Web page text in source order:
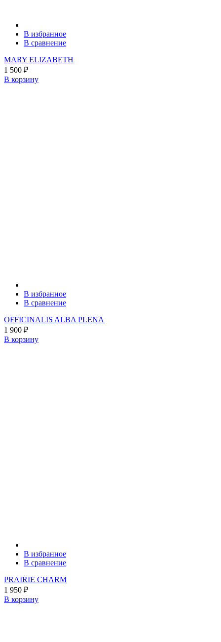
В избранное
В сравнение
MARY ELIZABETH
1 500 ₽
В корзину
В избранное
В сравнение
OFFICINALIS ALBA PLENA
1 900 ₽
В корзину
В избранное
В сравнение
PRAIRIE CHARM
1 950 ₽
В корзину